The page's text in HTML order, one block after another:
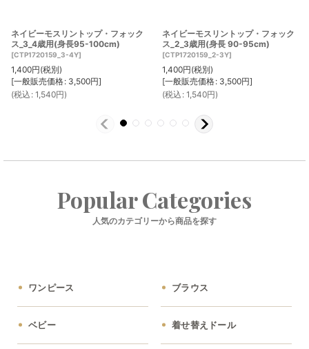
ネイビーモスリントップ・フォック
ス_3_4歳用(身長95-100cm)
[CTP1720159_3-4Y]
1,400円(税別)
[一般販売価格: 3,500円]
(税込 : 1,540円)
ネイビーモスリントップ・フォック
ス_2_3歳用(身長 90-95cm)
[CTP1720159_2-3Y]
1,400円(税別)
[一般販売価格: 3,500円]
(税込 : 1,540円)
Popular Categories
人気のカテゴリーから商品を探す
ワンピース ブラウス
ベビー 着せ替えドール